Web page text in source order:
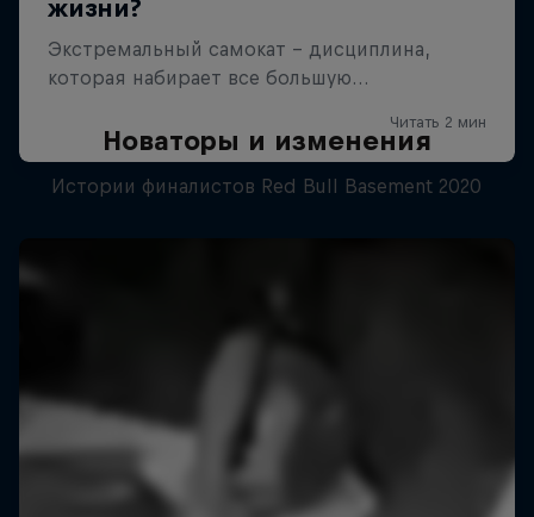
Новаторы и изменения
Истории финалистов Red Bull Basement 2020